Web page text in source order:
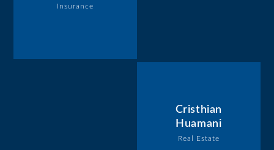
Insurance
Cristhian
Huamani
Real Estate